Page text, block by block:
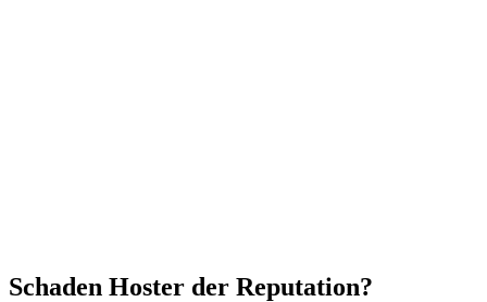
Schaden Hoster der Reputation?